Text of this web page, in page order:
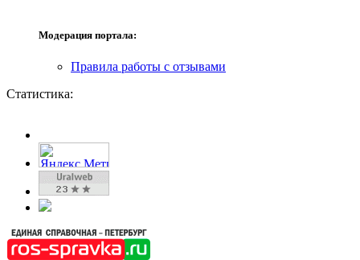
Модерация портала:
Правила работы с отзывами
Статистика: